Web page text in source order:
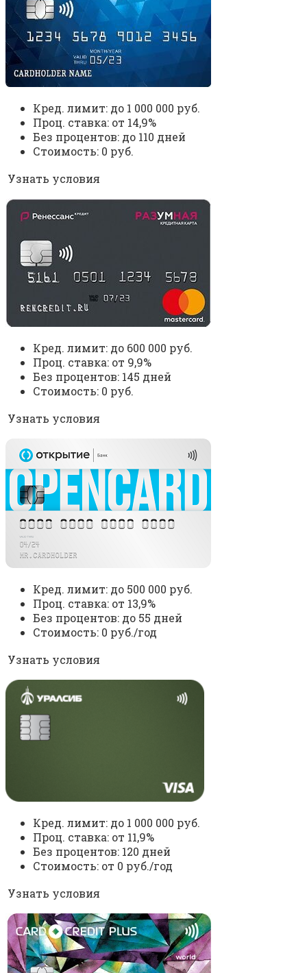
Кред. лимит: до 1 000 000 руб.
Проц. ставка: от 14,9%
Без процентов: до 110 дней
Стоимость: 0 руб.
Узнать условия
Кред. лимит: до 600 000 руб.
Проц. ставка: от 9,9%
Без процентов: 145 дней
Стоимость: 0 руб.
Узнать условия
Кред. лимит: до 500 000 руб.
Проц. ставка: от 13,9%
Без процентов: до 55 дней
Стоимость: 0 руб./год
Узнать условия
Кред. лимит: до 1 000 000 руб.
Проц. ставка: от 11,9%
Без процентов: 120 дней
Стоимость: от 0 руб./год
Узнать условия